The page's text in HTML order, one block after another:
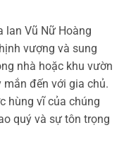
lan Vũ Nữ Hoàng
vượng và sung
nhà hoặc khu vườn
đến với gia chủ.
hùng vĩ của chúng
quý và sự tôn trọng